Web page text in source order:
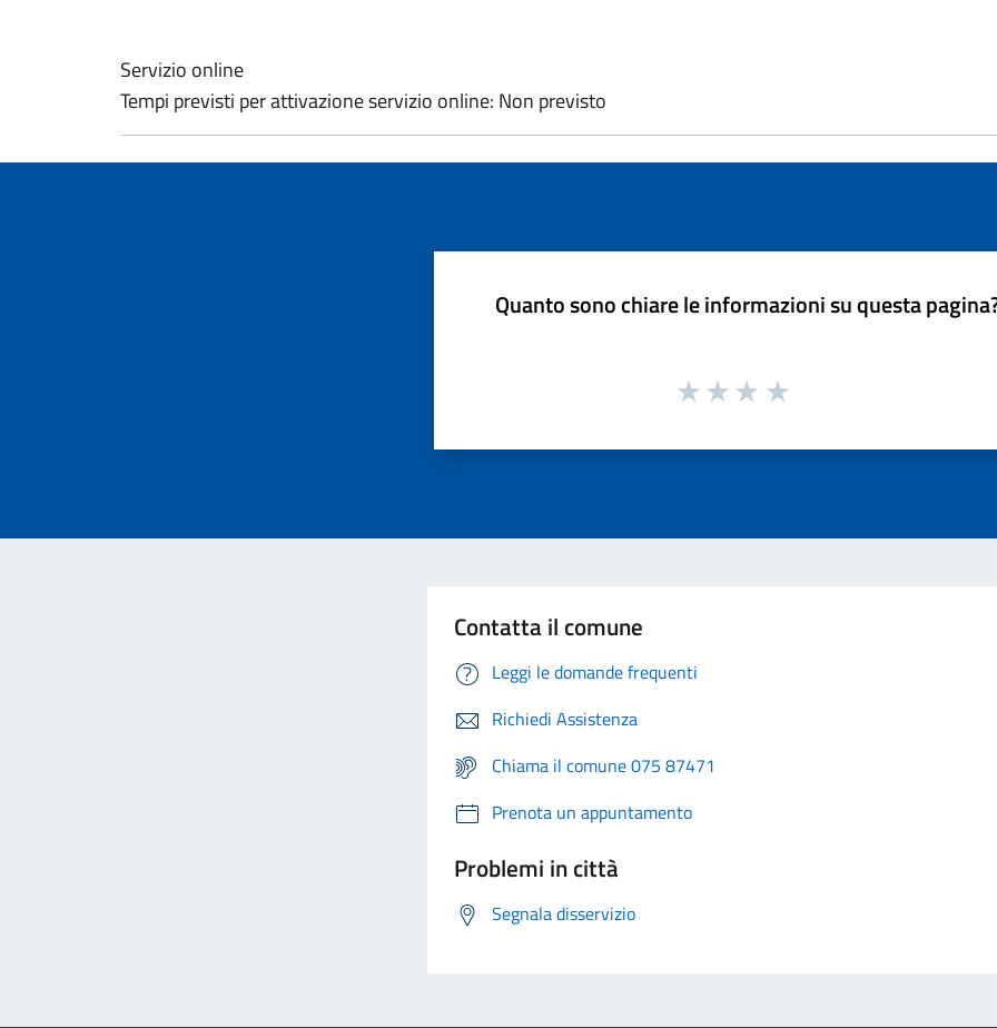
Servizio online
Tempi previsti per attivazione servizio online: Non previsto
Quanto sono chiare le informazioni su questa
Contatta il comune
Leggi le domande frequenti
Richiedi Assistenza
Chiama il comune 075 87471
Prenota un appuntamento
Problemi in città
Segnala disservizio